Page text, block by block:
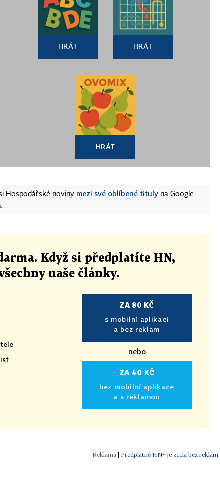
HRÁT HRÁT
HRÁT
Hospodářské noviny mezi své oblíbené tituly na Google
Když si předplatíte HN,
naše články.
ZA 80 KČ
s mobilní aplikací
a bez reklam
nebo
ZA 40 KČ
bez mobilní aplikace
a s reklamou
| Předplatné HN+ je zcela bez reklam.